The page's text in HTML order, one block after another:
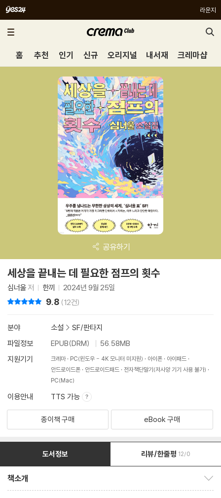
라운지
홈 추천 인기 신규 오리지널 내서재 크레마샵
공유하기
세상을 끝내는 데 필요한 점프의 횟수
심너울저 한끼 2024년 9월 25일
9.8 (12건)
분야 소설 > SF/판타지
파일정보
EPUB(DRM)
56.58MB
지원기기
크레마 PC(윈도우 - 4K 모니터 미지원) 아이폰
아이패드
안드로이드폰
안드로이드패드
전자책단말기(저사양 기기 사용 불가)
PC(Mac)
이용안내 TTS 가능
종이책 구매 eBook 구매
도서정보 리뷰/한줄평 12/0
책소개